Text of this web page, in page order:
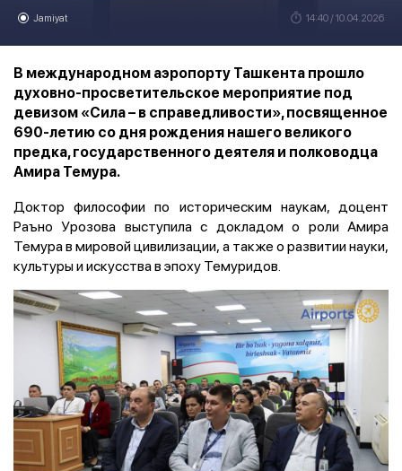
Jamiyat 14:40 / 10.04.2026
В международном аэропорту Ташкента прошло
духовно-просветительское мероприятие под
девизом «Сила – в справедливости», посвященное
690-летию со дня рождения нашего великого
предка, государственного деятеля и полководца
Амира Темура.
Доктор философии по историческим наукам, доцент
Раъно Урозова выступила с докладом о роли Амира
Темура в мировой цивилизации, а также о развитии науки,
культуры и искусства в эпоху Темуридов.